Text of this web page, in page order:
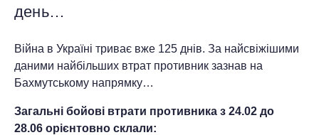
день…
Війна в Україні триває вже 125 днів. За найсвіжішими
даними найбільших втрат противник зазнав на
Бахмутському напрямку…
Загальні бойові втрати противника з 24.02 до
28.06 орієнтовно склали: